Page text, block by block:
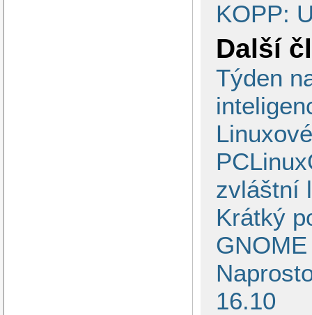
KOPP:
Další
Týden
zvláštní
Krátký
16.10